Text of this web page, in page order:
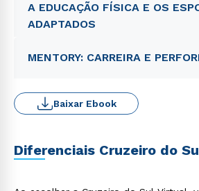
A EDUCAÇÃO FÍSICA E OS
ADAPTADOS
MENTORY: CARREIRA E
Baixar Ebook
Diferenciais Cruzeiro do